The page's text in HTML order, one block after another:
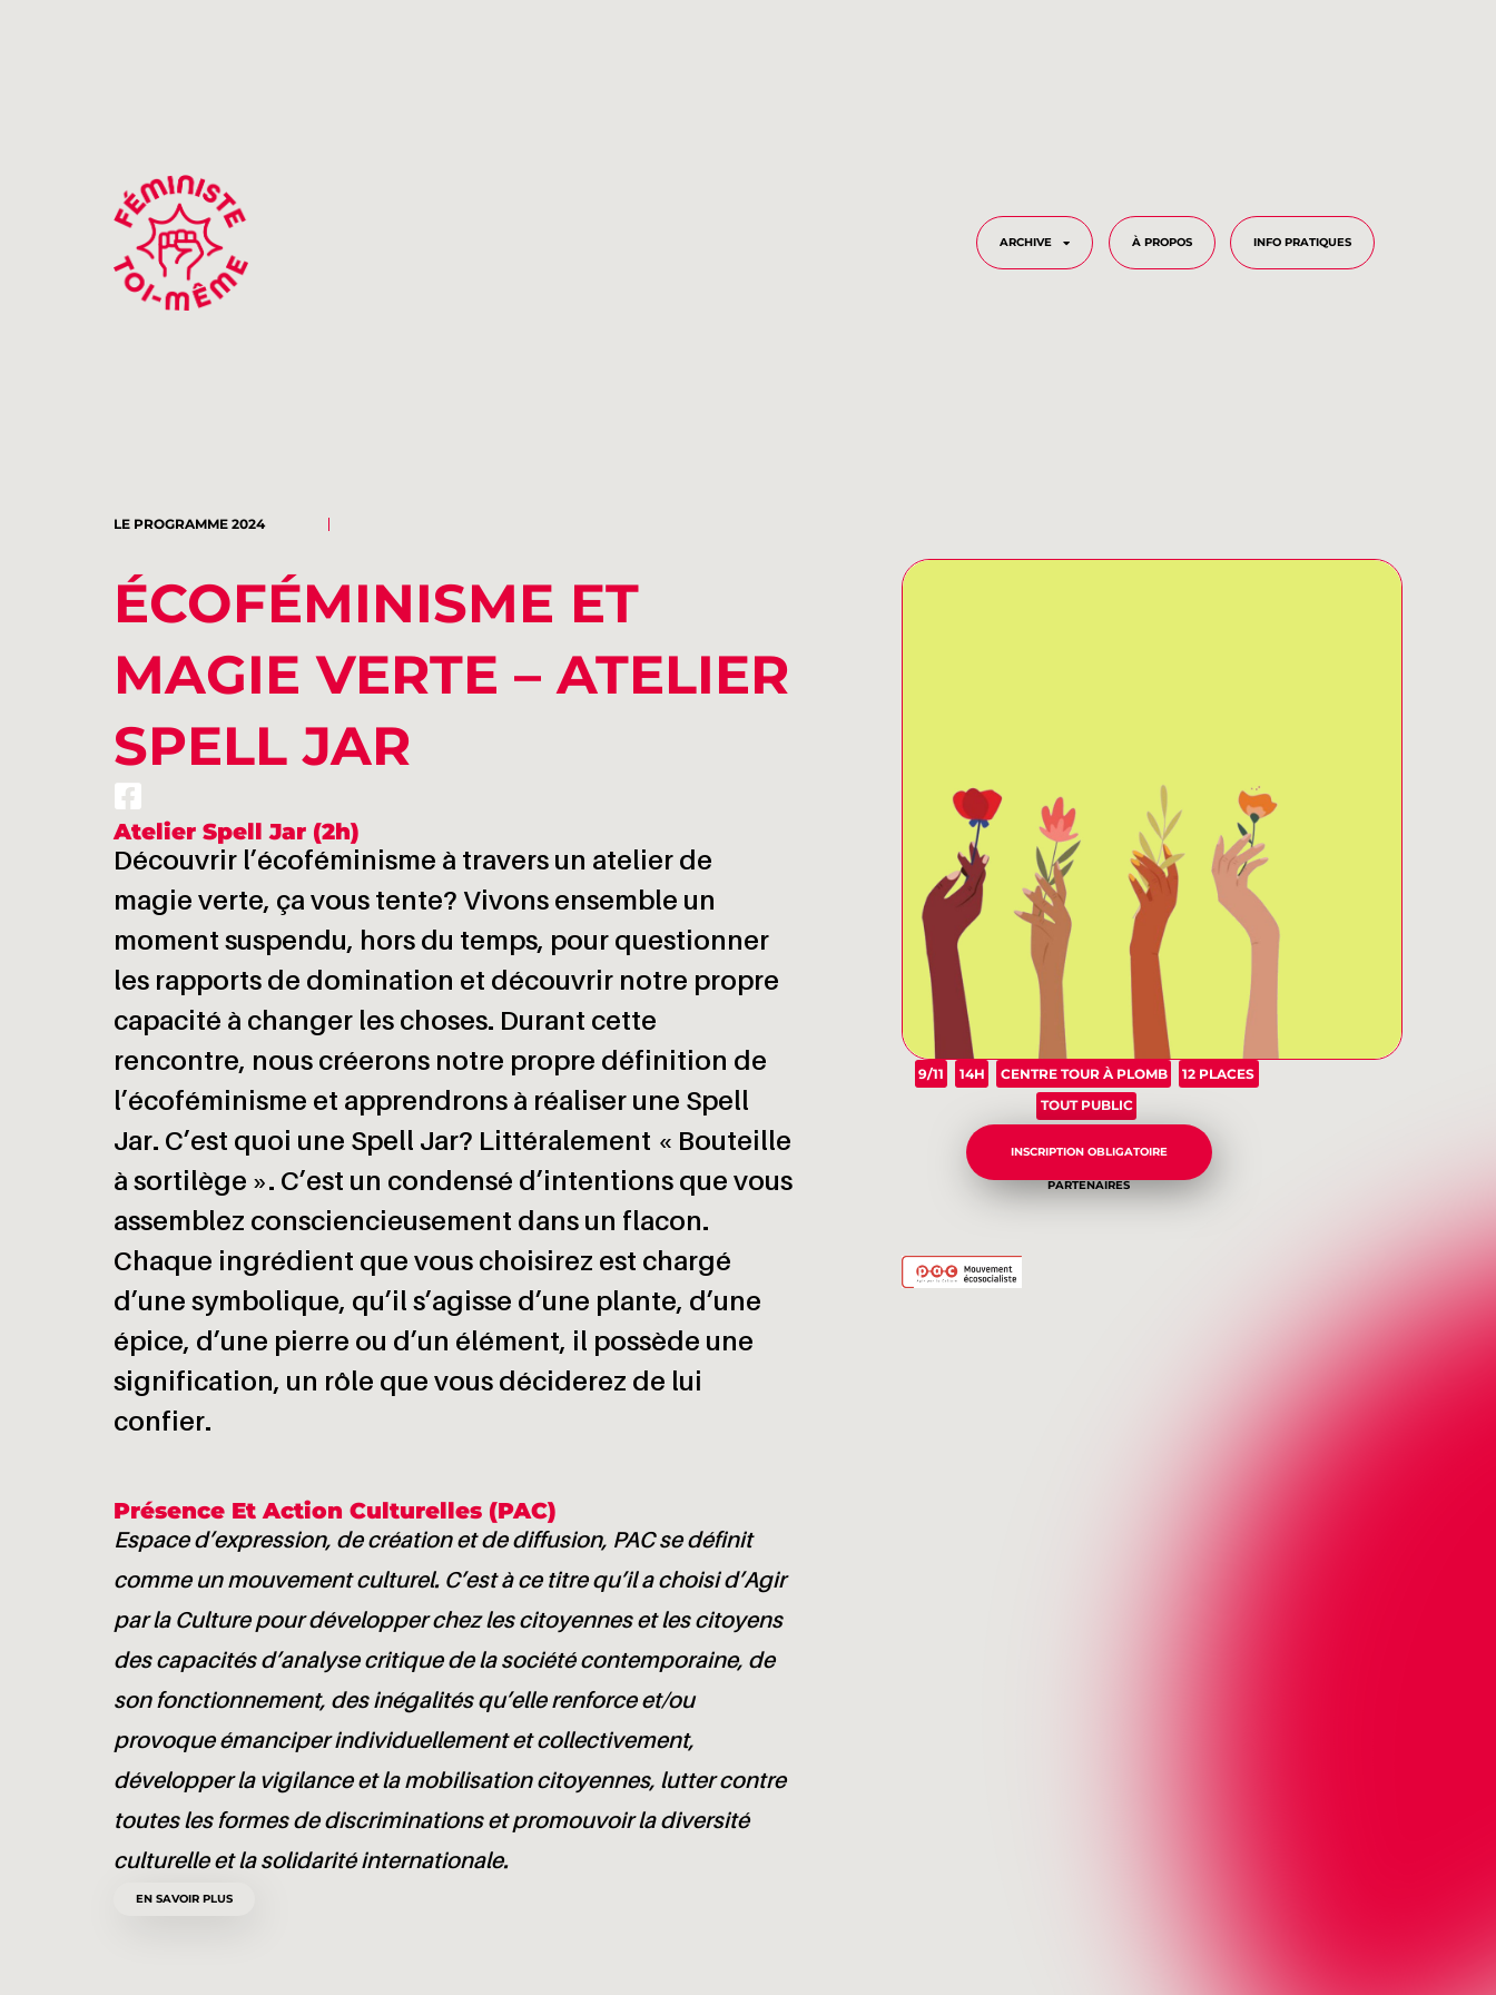
ARCHIVE À PROPOS INFO PRATIQUES
LE PROGRAMME 2024
ÉCOFÉMINISME ET
MAGIE VERTE – ATELIER
SPELL JAR
Atelier Spell Jar (2h)
Découvrir l’écoféminisme à travers un atelier de
magie verte, ça vous tente? Vivons ensemble un
moment suspendu, hors du temps, pour questionner
les rapports de domination et découvrir notre propre
capacité à changer les choses. Durant cette
rencontre, nous créerons notre propre définition de
l’écoféminisme et apprendrons à réaliser une Spell
Jar. C’est quoi une Spell Jar? Littéralement « Bouteille
à sortilège ». C’est un condensé d’intentions que vous
assemblez consciencieusement dans un flacon.
Chaque ingrédient que vous choisirez est chargé
d’une symbolique, qu’il s’agisse d’une plante, d’une
épice, d’une pierre ou d’un élément, il possède une
signification, un rôle que vous déciderez de lui
confier.
Présence Et Action Culturelles (PAC)
Espace d’expression, de création et de diffusion, PAC se définit
comme un mouvement culturel. C’est à ce titre qu’il a choisi d’Agir
par la Culture pour développer chez les citoyennes et les citoyens
des capacités d’analyse critique de la société contemporaine, de
son fonctionnement, des inégalités qu’elle renforce et/ou
provoque émanciper individuellement et collectivement,
développer la vigilance et la mobilisation citoyennes, lutter contre
toutes les formes de discriminations et promouvoir la diversité
culturelle et la solidarité internationale.
EN SAVOIR PLUS
9/11 14H CENTRE TOUR À PLOMB
12 PLACES
TOUT PUBLIC
INSCRIPTION OBLIGATOIRE
PARTENAIRES